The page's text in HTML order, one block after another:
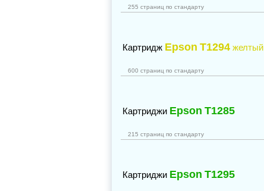
255 страниц по стандарту
Картридж Epson T1294 желтый
600 страниц по стандарту
Картриджи Epson T1285
215 страниц по стандарту
Картриджи Epson T1295